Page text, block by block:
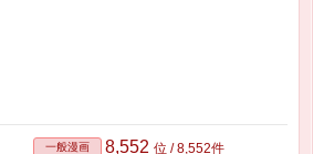
一般漫画 8,552 位 / 8,552件